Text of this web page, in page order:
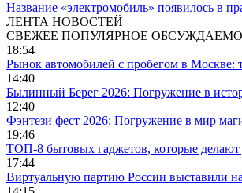
Название «электромобиль» появилось в
ЛЕНТА НОВОСТЕЙ
СВЕЖЕЕ ПОПУЛЯРНОЕ
18:54
Рынок автомобилей с пробегом в Москве:
14:40
Былинный Берег 2026: Погружение в
12:40
Фэнтези фест 2026: Погружение в мир
19:46
ТОП-8 бытовых гаджетов, которые делают
17:44
Виртуальную партию России выставили